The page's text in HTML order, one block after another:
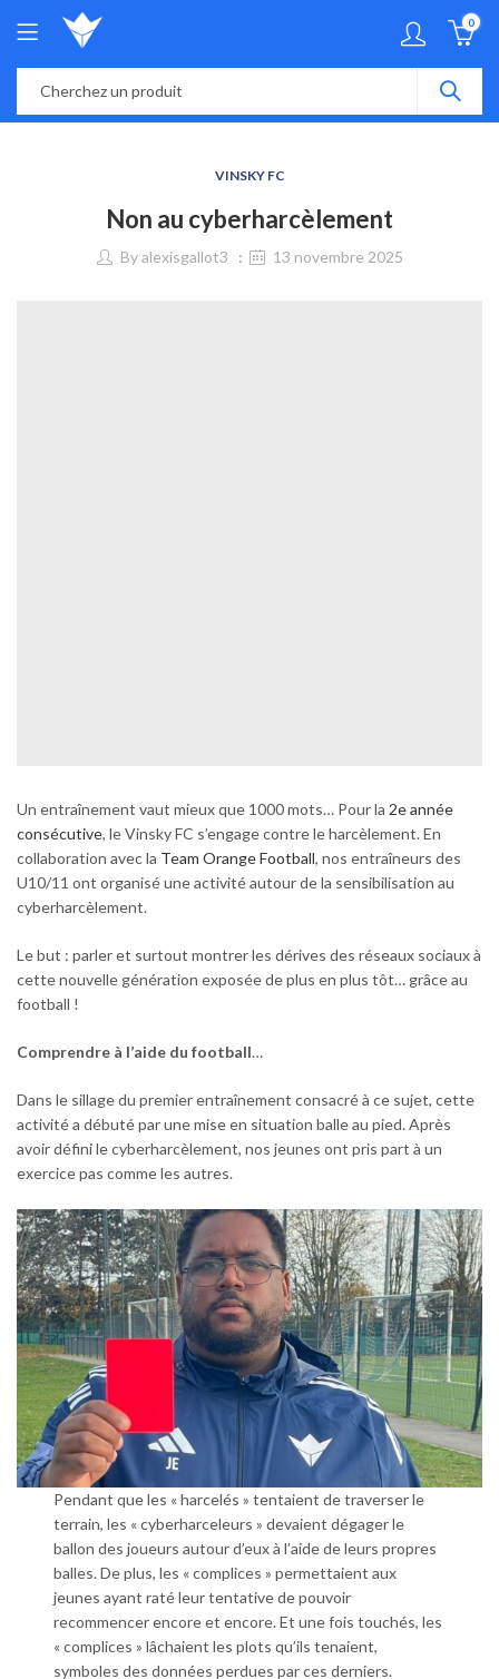
0
VINSKY FC
Non au cyberharcèlement
Byalexisgallot3 13 novembre 2025
Un entraînement vaut mieux que 1000 mots… Pour la 2e année
consécutive, le Vinsky FC s’engage contre le harcèlement. En
collaboration avec la Team Orange Football, nos entraîneurs des
U10/11 ont organisé une activité autour de la sensibilisation au
cyberharcèlement.
Le but : parler et surtout montrer les dérives des réseaux sociaux à
cette nouvelle génération exposée de plus en plus tôt… grâce au
football !
Comprendre à l’aide du football…
Dans le sillage du premier entraînement consacré à ce sujet, cette
activité a débuté par une mise en situation balle au pied. Après
avoir défini le cyberharcèlement, nos jeunes ont pris part à un
exercice pas comme les autres.
Pendant que les « harcelés » tentaient de traverser le
terrain, les « cyberharceleurs » devaient dégager le
ballon des joueurs autour d’eux à l’aide de leurs propres
balles. De plus, les « complices » permettaient aux
jeunes ayant raté leur tentative de pouvoir
recommencer encore et encore. Et une fois touchés, les
« complices » lâchaient les plots qu’ils tenaient,
symboles des données perdues par ces derniers.